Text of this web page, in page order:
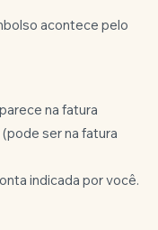
acontece pelo
na fatura
ser na fatura
indicada por você.